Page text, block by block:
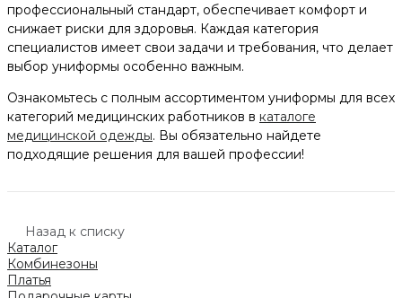
профессиональный стандарт, обеспечивает комфорт и
снижает риски для здоровья. Каждая категория
специалистов имеет свои задачи и требования, что делает
выбор униформы особенно важным.
Ознакомьтесь с полным ассортиментом униформы для всех
категорий медицинских работников в каталоге
медицинской одежды. Вы обязательно найдете
подходящие решения для вашей профессии!
Назад к списку
Каталог
Комбинезоны
Платья